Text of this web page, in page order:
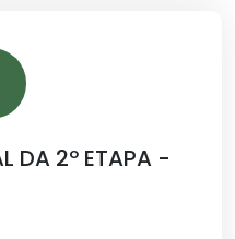
DA 2º ETAPA -